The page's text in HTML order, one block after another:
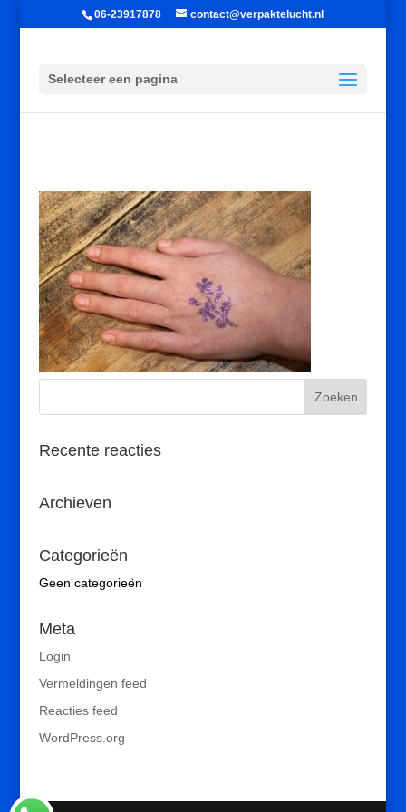
06-23917878 contact@verpaktelucht.nl
Selecteer een pagina
Recente reacties
Archieven
Categorieën
Geen categorieën
Meta
Login
Vermeldingen feed
Reacties feed
WordPress.org